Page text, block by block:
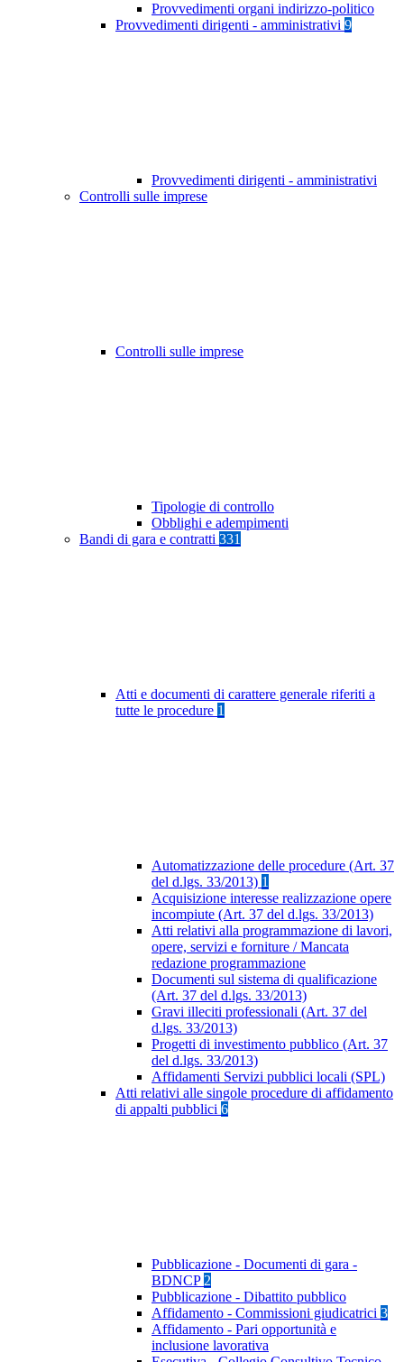
Provvedimenti organi indirizzo-politico
Provvedimenti dirigenti - amministrativi 9
Provvedimenti dirigenti - amministrativi
Controlli sulle imprese
Controlli sulle imprese
Tipologie di controllo
Obblighi e adempimenti
Bandi di gara e contratti 331
Atti e documenti di carattere generale riferiti a
tutte le procedure 1
Automatizzazione delle procedure (Art. 37
del d.lgs. 33/2013) 1
Acquisizione interesse realizzazione opere
incompiute (Art. 37 del d.lgs. 33/2013)
Atti relativi alla programmazione di lavori,
opere, servizi e forniture / Mancata
redazione programmazione
Documenti sul sistema di qualificazione
(Art. 37 del d.lgs. 33/2013)
Gravi illeciti professionali (Art. 37 del
d.lgs. 33/2013)
Progetti di investimento pubblico (Art. 37
del d.lgs. 33/2013)
Affidamenti Servizi pubblici locali (SPL)
Atti relativi alle singole procedure di affidamento
di appalti pubblici 6
Pubblicazione - Documenti di gara -
BDNCP 2
Pubblicazione - Dibattito pubblico
Affidamento - Commissioni giudicatrici 3
Affidamento - Pari opportunità e
inclusione lavorativa